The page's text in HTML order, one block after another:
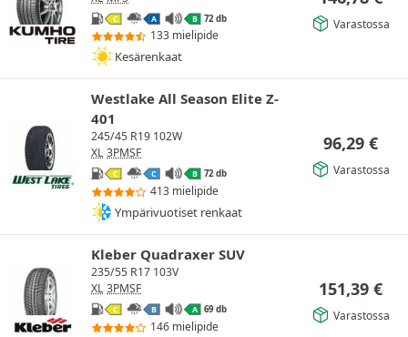
C A B 72 db
133 mielipide
Kesärenkaat
Varastossa
Westlake All Season Elite Z-
401
245/45 R19 102W
XL 3PMSF
C C B 72 db
413 mielipide
Ympärivuotiset renkaat
96,29 €
Varastossa
Kleber Quadraxer SUV
235/55 R17 103V
XL 3PMSF
C B A 69 db
146 mielipide
151,39 €
Varastossa